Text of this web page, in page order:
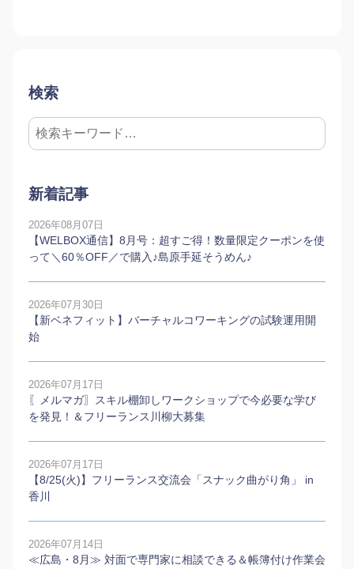
検索
新着記事
2026年08月07日
【WELBOX通信】8月号：超すご得！数量限定クーポンを使
って＼60％OFF／で購入♪島原手延そうめん♪
2026年07月30日
【新ベネフィット】バーチャルコワーキングの試験運用開
始
2026年07月17日
〖メルマガ〗スキル棚卸しワークショップで今必要な学び
を発見！＆フリーランス川柳大募集
2026年07月17日
【8/25(火)】フリーランス交流会「スナック曲がり角」 in
香川
2026年07月14日
≪広島・8月≫ 対面で専門家に相談できる＆帳簿付け作業会